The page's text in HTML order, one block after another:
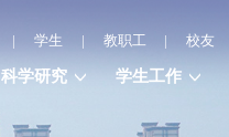
| 学生 | 教职工 | 校友
科学研究 学生工作